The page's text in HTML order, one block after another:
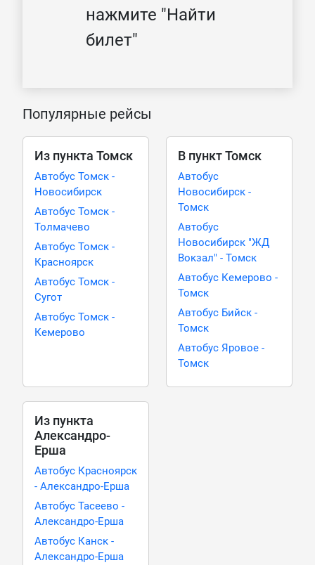
нажмите "Найти
билет"
Популярные рейсы
Из пункта Томск
Автобус Томск -
Новосибирск
Автобус Томск -
Толмачево
Автобус Томск -
Красноярск
Автобус Томск -
Сугот
Автобус Томск -
Кемерово
В пункт Томск
Автобус
Новосибирск -
Томск
Автобус
Новосибирск "ЖД
Вокзал" - Томск
Автобус Кемерово -
Томск
Автобус Бийск -
Томск
Автобус Яровое -
Томск
Из пункта
Александро-
Ерша
Автобус Красноярск
- Александро-Ерша
Автобус Тасеево -
Александро-Ерша
Автобус Канск -
Александро-Ерша